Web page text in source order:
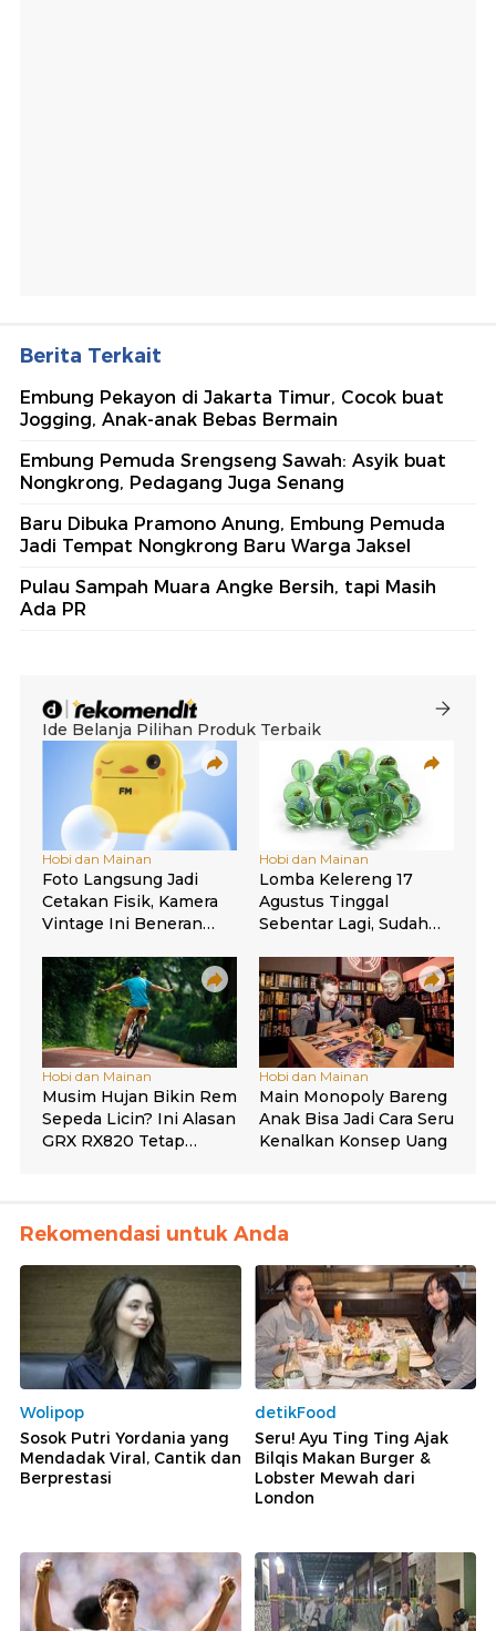
Berita Terkait
Embung Pekayon di Jakarta Timur, Cocok buat
Jogging, Anak-anak Bebas Bermain
Embung Pemuda Srengseng Sawah: Asyik buat
Nongkrong, Pedagang Juga Senang
Baru Dibuka Pramono Anung, Embung Pemuda
Jadi Tempat Nongkrong Baru Warga Jaksel
Pulau Sampah Muara Angke Bersih, tapi Masih
Ada PR
Rekomendasi untuk Anda
Wolipop
Sosok Putri Yordania yang
Mendadak Viral, Cantik dan
Berprestasi
detikFood
Seru! Ayu Ting Ting Ajak
Bilqis Makan Burger &
Lobster Mewah dari
London